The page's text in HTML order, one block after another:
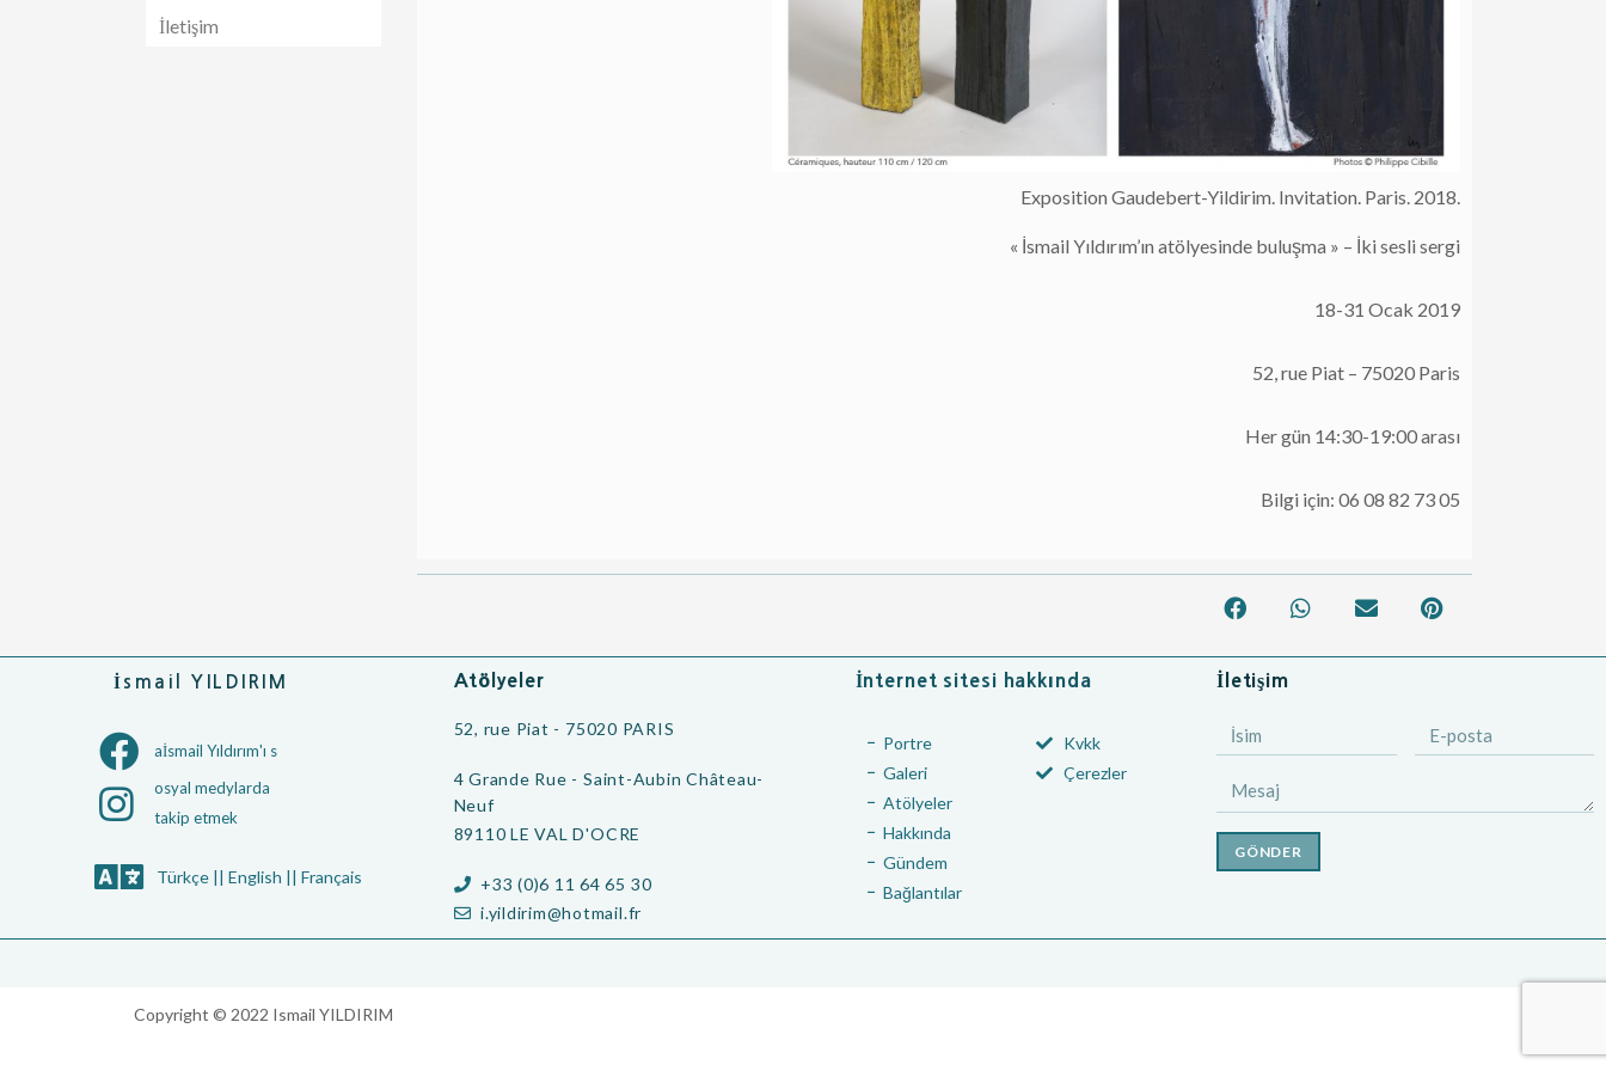
İletişim
Exposition Gaudebert-Yildirim. Invitation. Paris. 2018.
« İsmail Yıldırım’ın atölyesinde buluşma » – İki sesli sergi
18-31 Ocak 2019
52, rue Piat – 75020 Paris
Her gün 14:30-19:00 arası
Bilgi için: 06 08 82 73 05
İsmail YILDIRIM
aİsmail Yıldırım'ı s
osyal medylarda
takip etmek
Türkçe ||English ||Français
Atölyeler
52, rue Piat - 75020 PARIS
4 Grande Rue - Saint-Aubin Château-
Neuf
89110 LE VAL D'OCRE
+33 (0)6 11 64 65 30
i.yildirim@hotmail.fr
İnternet sitesi hakkında
Portre
Galeri
Atölyeler
Hakkında
Gündem
Bağlantılar
Kvkk
Çerezler
İletişim
GÖNDER
Copyright © 2022 Ismail YILDIRIM